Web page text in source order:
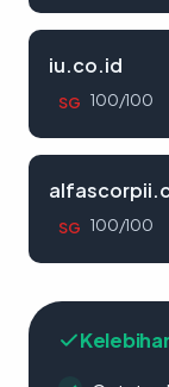
iu.co.id
SG 100/100
SG 100/100